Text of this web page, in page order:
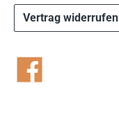
Vertrag widerrufen
Facebook